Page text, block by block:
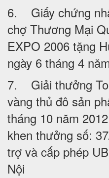
6. Giấy chứng
chợ Thương Mại
EXPO 2006 tặng
ngày 6 tháng 4
7. Giải thưởng
vàng thủ đô sản
tháng 10 năm
khen thưởng số:
trợ và cấp phép
Nội